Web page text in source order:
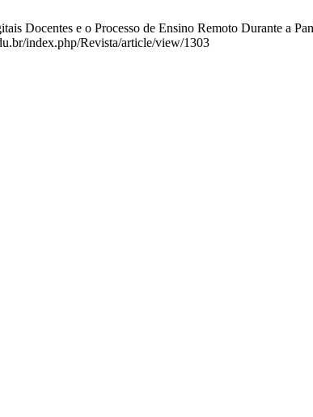
Docentes e o Processo de Ensino Remoto Durante a
index.php/Revista/article/view/1303